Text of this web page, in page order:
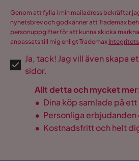
Genom att fylla i min mailadress bekräftar
nyhetsbrev och godkänner att Trademax
personuppgifter för att kunna skicka
anpassats till mig enligt Trademax
Ja, tack! Jag vill även skapa
sidor.
Allt detta och mycket mer:
• Dina köp samlade på ett
• Personliga erbjudanden
• Kostnadsfritt och helt